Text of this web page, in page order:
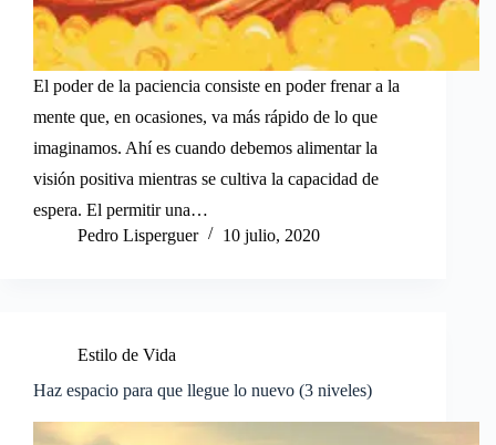
El poder de la paciencia consiste en poder frenar a la
mente que, en ocasiones, va más rápido de lo que
imaginamos. Ahí es cuando debemos alimentar la
visión positiva mientras se cultiva la capacidad de
espera. El permitir una…
Pedro Lisperguer
10 julio, 2020
Estilo de Vida
Haz espacio para que llegue lo nuevo (3 niveles)